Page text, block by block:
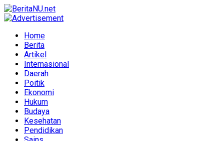
Home
Berita
Artikel
Internasional
Daerah
Poitik
Ekonomi
Hukum
Budaya
Kesehatan
Pendidikan